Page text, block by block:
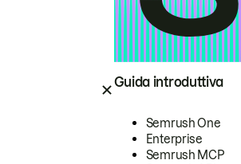
Guida introduttiva
Semrush One
Enterprise
Semrush MCP